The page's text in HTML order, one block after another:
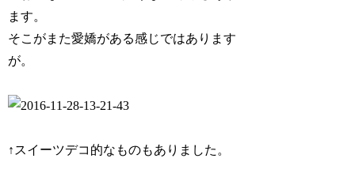
ます。
そこがまた愛嬌がある感じではあります
が。
↑スイーツデコ的なものもありました。